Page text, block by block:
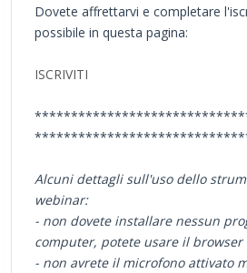
Dovete affrettarvi e completare
possibile in questa pagina:
ISCRIVITI
Alcuni dettagli sull'uso dello
webinar:
- non dovete installare nessun
computer, potete usare il browser
- non avrete il microfono attivato